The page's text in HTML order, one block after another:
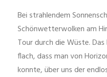
Bei strahlendem
Schönwetterwolken am
Tour durch die Wüste.
flach, dass man von
konnte, über uns der